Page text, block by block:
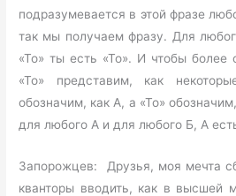
подразумевается в этой фразе
так мы получаем фразу. Для
«То» ты есть «То». И чтобы более
«То» представим, как
обозначим, как А, а «То»
для любого А и для любого Б, А
Запорожцев: Друзья, моя мечта
кванторы вводить, как в высшей